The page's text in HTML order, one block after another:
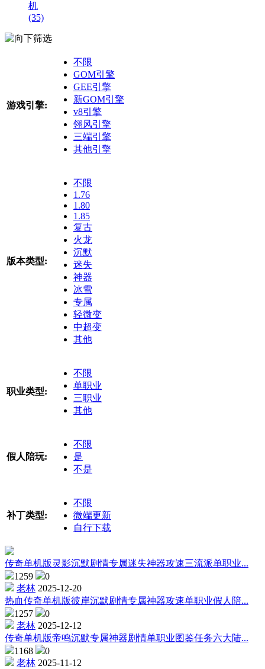
机
(35)
筛选
游戏引擎:
不限
GOM引擎
GEE引擎
新GOM引擎
v8引擎
翎风引擎
三端引擎
其他引擎
版本类型:
不限
1.76
1.80
1.85
复古
火龙
沉默
迷失
神器
冰雪
专属
轻微变
中超变
其他
职业类型:
不限
单职业
三职业
其他
假人陪玩:
不限
是
不是
补丁类型:
不限
微端更新
自行下载
传奇单机版灵影沉默剧情专属迷失神器攻速三流派单职业...
1259
0
老林 2025-12-20
热血传奇单机版彼岸沉默剧情专属神器攻速单职业假人陪...
1257
0
老林 2025-12-12
传奇单机版帝鸣沉默专属神器剧情单职业图鉴任务六大陆...
1168
0
老林 2025-11-12